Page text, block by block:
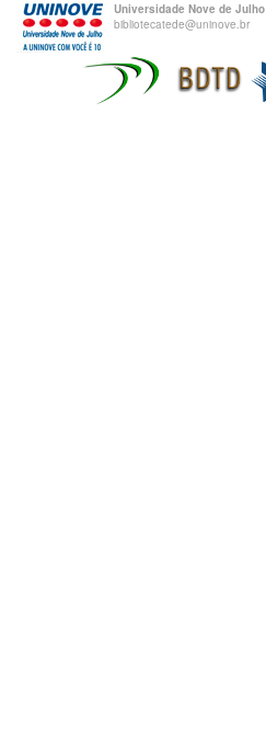
Universidade Nove de Julho
bibliotecatede@uninove.br